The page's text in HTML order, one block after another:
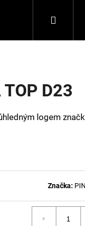
DALE OF NORWAY
Hledat
D23
logem
Značka: